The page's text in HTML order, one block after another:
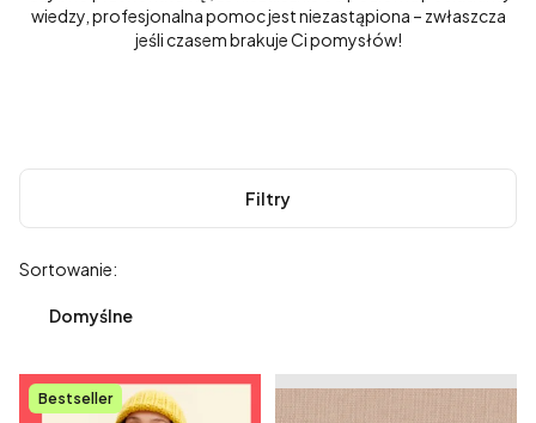
wiedzy, profesjonalna pomoc jest niezastąpiona – zwłaszcza
jeśli czasem brakuje Ci pomysłów!
Filtry
Lista produktów
Sortowanie:
Domyślne
Bestseller